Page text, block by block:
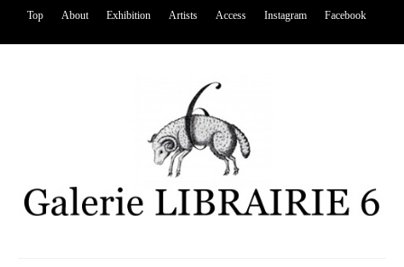
Top About Exhibition Artists Access Instagram Facebook